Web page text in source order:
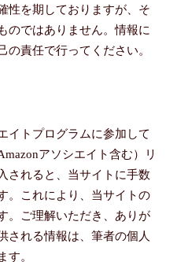
性を期しておりますが、そ
のではありません。情報に
の責任で行ってください。
イトプログラムに参加して
アソシエイト含む）リ
されると、当サイトに手数
。これにより、当サイトの
。ご理解いただき、ありが
される情報は、筆者の個人
す。